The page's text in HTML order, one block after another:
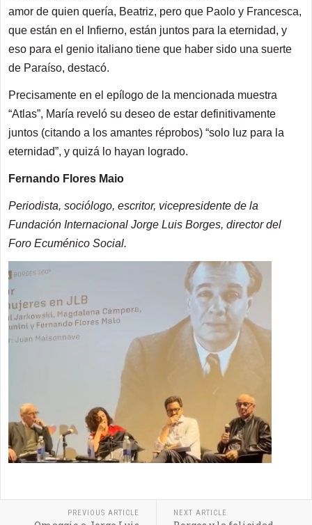
amor de quien quería, Beatriz, pero que Paolo y Francesca,
que están en el Infierno, están juntos para la eternidad, y
eso para el genio italiano tiene que haber sido una suerte
de Paraíso, destacó.
Precisamente en el epílogo de la mencionada muestra
“Atlas”, María reveló su deseo de estar definitivamente
juntos (citando a los amantes réprobos) “solo luz para la
eternidad”, y quizá lo hayan logrado.
Fernando Flores Maio
Periodista, sociólogo, escritor, vicepresidente de la
Fundación Internacional Jorge Luis Borges, director del
Foro Ecuménico Social.
PREVIOUS ARTICLE NEXT ARTICLE